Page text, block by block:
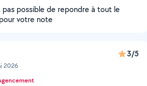
pas possible de repondre à tout le
votre note
2026
3/5